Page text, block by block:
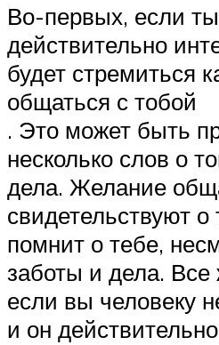
Во-первых, если
действительно
будет стремиться
общаться с тобой
. Это может быть
несколько слов о
дела. Желание
свидетельствуют о
помнит о тебе,
заботы и дела. Все
если вы человеку
и он